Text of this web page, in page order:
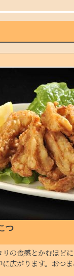
つ
リの食感とかむほど
広がります。おつ